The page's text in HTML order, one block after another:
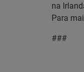
na
Para
###